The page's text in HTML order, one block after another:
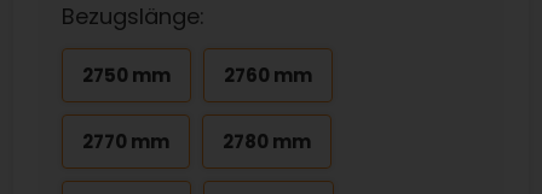
Bezugslänge:
2750 mm 2760 mm
2770 mm 2780 mm